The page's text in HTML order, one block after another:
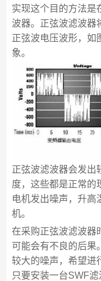
实现这个目的方法是
波器。正弦波滤波器
正弦波电压波形，如
象。
正弦波滤波器会发出
度，这些都是正常的
电机发出噪声，升高
机。
在采购正弦波滤波器
可能会有不良的后果
较大的噪声，希望进
只要安装一台SWF